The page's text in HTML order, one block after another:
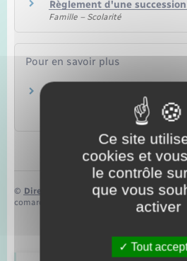
Règlement d'une succession
Famille – Scolarité
Pour en savoir plus
Institut national de la statistique
© Direction de l’information légale et
comarquage developpé par
baseo.io
Ce site
cookies et
le contrôle
que vous
activer
Tout